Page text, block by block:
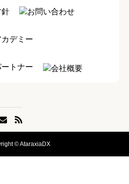
針 お問い合わせ
デミー
トナー 会社概要
© AtaraxiaDX